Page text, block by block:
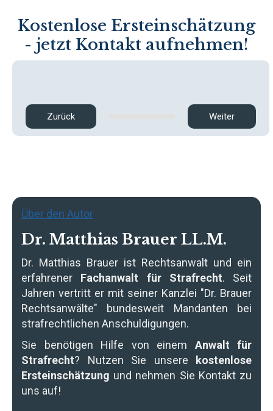
Kostenlose Ersteinschätzung
- jetzt Kontakt aufnehmen!
Zurück Weiter
Über den Autor
Dr. Matthias Brauer LL.M.
Dr. Matthias Brauer ist Rechtsanwalt und ein
erfahrener Fachanwalt für Strafrecht. Seit
Jahren vertritt er mit seiner Kanzlei "Dr. Brauer
Rechtsanwälte" bundesweit Mandanten bei
strafrechtlichen Anschuldigungen.
Sie benötigen Hilfe von einem Anwalt für
Strafrecht? Nutzen Sie unsere kostenlose
Ersteinschätzung und nehmen Sie Kontakt zu
uns auf!